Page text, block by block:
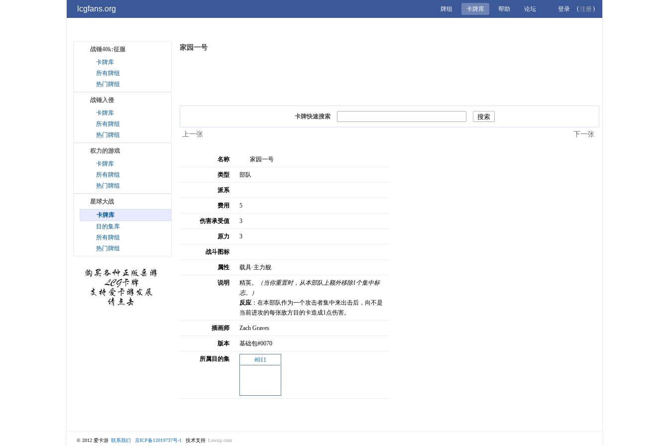
lcgfans.org 登录 (注册)
论坛
帮助
卡牌库
牌组
战锤40k:征服
卡牌库
所有牌组
热门牌组
战锤入侵
卡牌库
所有牌组
热门牌组
权力的游戏
卡牌库
所有牌组
热门牌组
星球大战
卡牌库
目的集库
所有牌组
热门牌组
家园一号
卡牌快速搜索
上一张 下一张
名称 家园一号
类型 部队
派系
费用 5
伤害承受值 3
原力 3
战斗图标
属性 载具·主力舰
说明 精英。
（当你重置时，从本部队上额外移除1个集中标
志。）
反应 ：在本部队作为一个攻击者集中来出击后，向不是
当前进攻的每张敌方目的卡造成1点伤害。
插画师 Zach Graves
版本 基础包#0070
所属目的集 #011
© 2012 爱卡游 联系我们 京ICP备12019737号-1 技术支持 Lowxp.com